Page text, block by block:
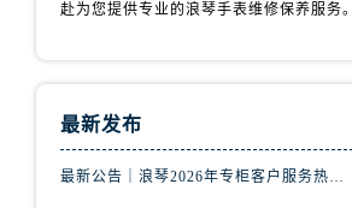
赴为您提供专业的浪琴手表维修保养服务。
最新发布
最新公告｜浪琴2026年专柜客户服务热线中国区7月（含核验攻略）